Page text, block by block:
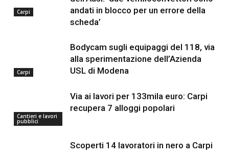
Carpi
andati in blocco per un errore della
scheda’
Carpi
Bodycam sugli equipaggi del 118, via
alla sperimentazione dell’Azienda
USL di Modena
Cantieri e lavori
pubblici
Via ai lavori per 133mila euro: Carpi
recupera 7 alloggi popolari
Scoperti 14 lavoratori in nero a Carpi